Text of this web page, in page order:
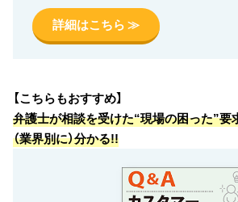
詳細はこちら ≫
【こちらもおすすめ】
弁護士が相談を受けた“現場の困った”要
（業界別に）分かる!!